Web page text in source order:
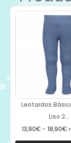
Leotardos
Liso 2...
13,90€ - 18,90€